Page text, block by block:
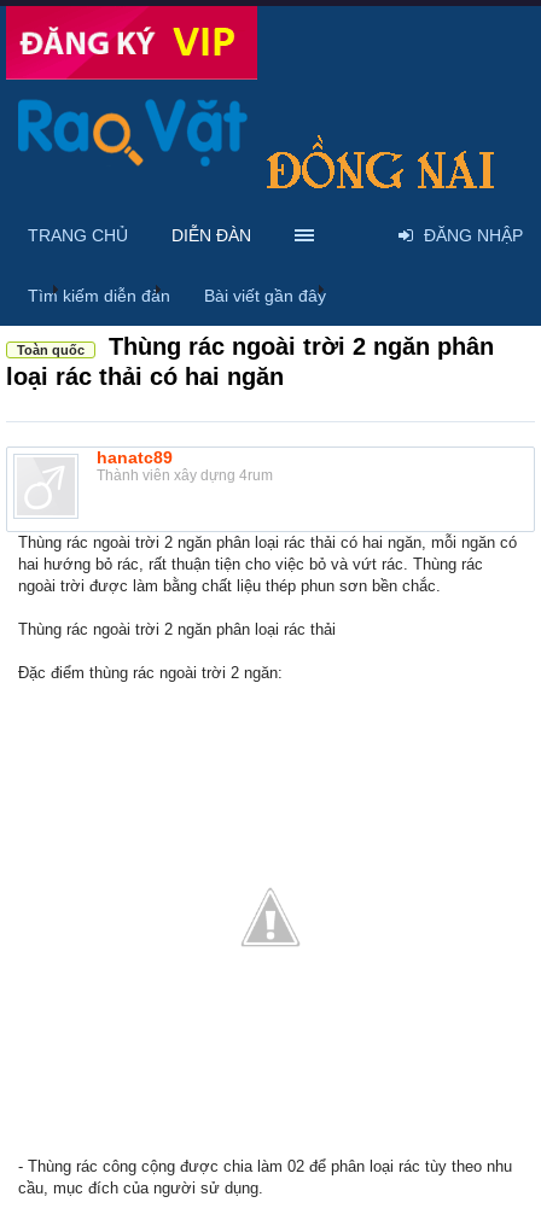
... Diễn đàn Thảo luận chung
Toàn quốc
Thùng rác ngoài trời 2 ngăn phân
loại rác thải có hai ngăn
hanatc89
Thành viên xây dựng 4rum
Thùng rác ngoài trời 2 ngăn phân loại rác thải có hai ngăn, mỗi ngăn có
hai hướng bỏ rác, rất thuận tiện cho việc bỏ và vứt rác. Thùng rác
ngoài trời được làm bằng chất liệu thép phun sơn bền chắc.
Thùng rác ngoài trời 2 ngăn phân loại rác thải
Đặc điểm thùng rác ngoài trời 2 ngăn:
- Thùng rác công cộng được chia làm 02 để phân loại rác tùy theo nhu
cầu, mục đích của người sử dụng.
TRANG CHỦ DIỄN ĐÀN
Tìm kiếm diễn đàn Bài viết gần đây
ĐĂNG NHẬP